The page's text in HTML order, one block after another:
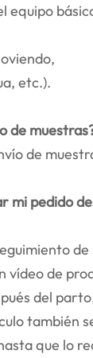
equipo
etc.).
de
de
mi pedido
de
vídeo de
del
también
que lo